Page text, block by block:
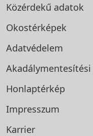
Közérdekű adatok
Okostérképek
Adatvédelem
Akadálymentesítési
Honlaptérkép
Impresszum
Karrier